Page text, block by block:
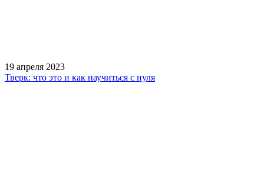
19 апреля 2023
Тверк: что это и как научиться с нуля